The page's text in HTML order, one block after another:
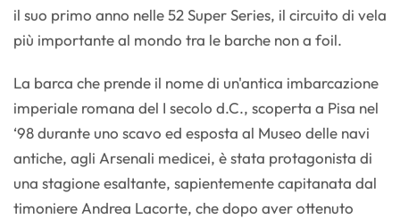
il suo primo anno nelle 52 Super Series, il circuito di vela
più importante al mondo tra le barche non a foil.
La barca che prende il nome di un'antica imbarcazione
imperiale romana del I secolo d.C., scoperta a Pisa nel
‘98 durante uno scavo ed esposta al Museo delle navi
antiche, agli Arsenali medicei, è stata protagonista di
una stagione esaltante, sapientemente capitanata dal
timoniere Andrea Lacorte, che dopo aver ottenuto